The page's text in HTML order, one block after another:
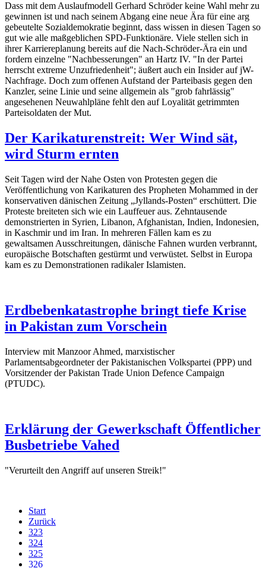
Dass mit dem Auslaufmodell Gerhard Schröder keine Wahl mehr zu
gewinnen ist und nach seinem Abgang eine neue Ära für eine arg
gebeutelte Sozialdemokratie beginnt, dass wissen in diesen Tagen so
gut wie alle maßgeblichen SPD-Funktionäre. Viele stellen sich in
ihrer Karriereplanung bereits auf die Nach-Schröder-Ära ein und
fordern einzelne "Nachbesserungen" an Hartz IV. "In der Partei
herrscht extreme Unzufriedenheit"; äußert auch ein Insider auf jW-
Nachfrage. Doch zum offenen Aufstand der Parteibasis gegen den
Kanzler, seine Linie und seine allgemein als "grob fahrlässig"
angesehenen Neuwahlpläne fehlt den auf Loyalität getrimmten
Parteisoldaten der Mut.
Der Karikaturenstreit: Wer Wind sät,
wird Sturm ernten
Seit Tagen wird der Nahe Osten von Protesten gegen die
Veröffentlichung von Karikaturen des Propheten Mohammed in der
konservativen dänischen Zeitung „Jyllands-Posten“ erschüttert. Die
Proteste breiteten sich wie ein Lauffeuer aus. Zehntausende
demonstrierten in Syrien, Libanon, Afghanistan, Indien, Indonesien,
in Kaschmir und im Iran. In mehreren Fällen kam es zu
gewaltsamen Ausschreitungen, dänische Fahnen wurden verbrannt,
europäische Botschaften gestürmt und verwüstet. Selbst in Europa
kam es zu Demonstrationen radikaler Islamisten.
Erdbebenkatastrophe bringt tiefe Krise
in Pakistan zum Vorschein
Interview mit Manzoor Ahmed, marxistischer
Parlamentsabgeordneter der Pakistanischen Volkspartei (PPP) und
Vorsitzender der Pakistan Trade Union Defence Campaign
(PTUDC).
Erklärung der Gewerkschaft Öffentlicher
Busbetriebe Vahed
"Verurteilt den Angriff auf unseren Streik!"
Start
Zurück
323
324
325
326